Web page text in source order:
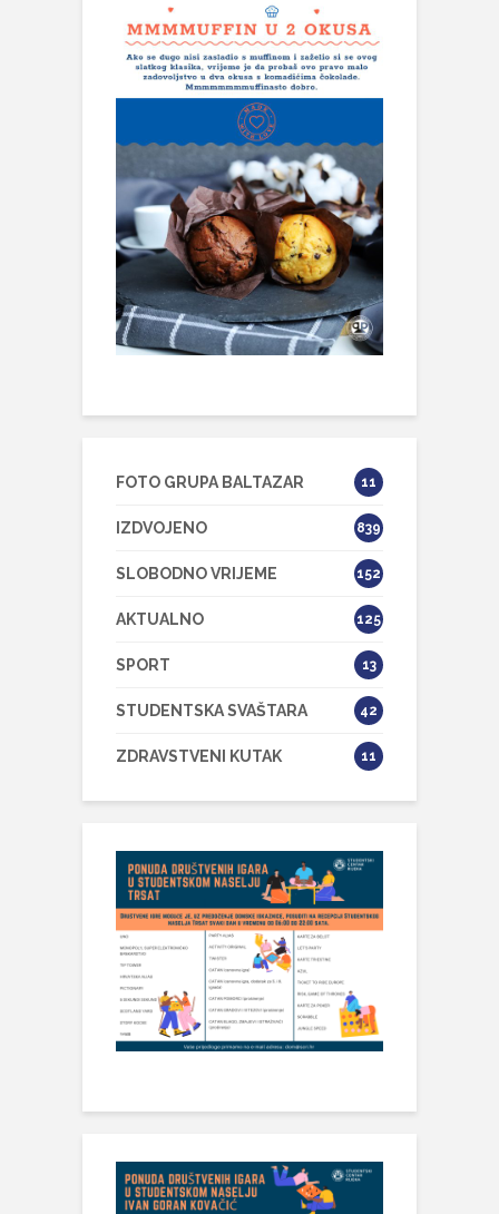
FOTO GRUPA BALTAZAR 11
IZDVOJENO 839
SLOBODNO VRIJEME 152
AKTUALNO 125
SPORT 13
STUDENTSKA SVAŠTARA 42
ZDRAVSTVENI KUTAK 11